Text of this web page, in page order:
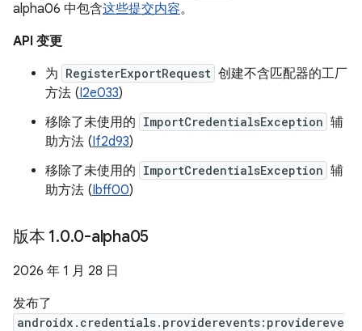
alpha06 中包含这些提交内容。
API 变更
为 RegisterExportRequest 创建不含匹配器的工厂
方法 (I2e033)
移除了未使用的 ImportCredentialsException 辅
助方法 (If2d93)
移除了未使用的 ImportCredentialsException 辅
助方法 (Ibff00)
版本 1.0.0-alpha05
2026 年 1 月 28 日
发布了
androidx.credentials.providerevents:providereve